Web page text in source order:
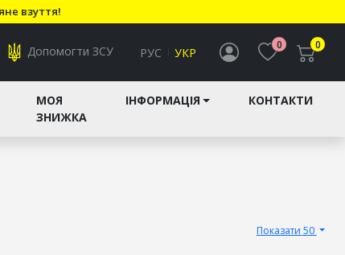
взуття!
Допомогти ЗСУ РУС УКР
0 0
МОЯ
ЗНИЖКА
ІНФОРМАЦІЯ КОНТАКТИ
Показати 50